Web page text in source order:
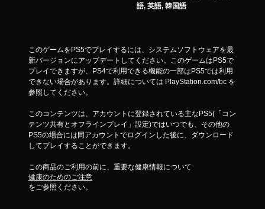
語, 英語, 韓国語
このゲームをPS5でプレイするには、システムソフトウェアを最
新バージョンにアップデートしてください。このゲームはPS5で
プレイできますが、PS4で利用できる機能の一部はPS5では利用
できない場合があります。詳細については PlayStation.com/bc を
参照してください。
このコンテンツは、アカウントに登録されている主なPS5(「コン
テンツ共有とオフラインプレイ」設定)ではいつでも、その他の
PS5の場合には同アカウントでログインした後に、ダウンロード
してプレイすることができます。
この商品のご利用の前に、重要な健康情報について
健康のためのご注意
をご参照ください。